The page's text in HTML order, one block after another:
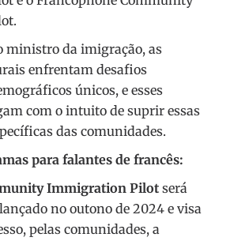
ministro da imigração, as
enfrentam desafios
únicos, e esses
com o intuito de suprir essas
das comunidades.
para falantes de francês:
Immigration Pilot será
no outono de 2024 e visa
pelas comunidades, a